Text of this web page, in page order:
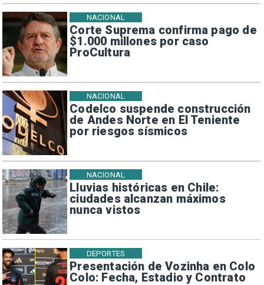
Corte Suprema confirma pago de
$1.000 millones por caso
ProCultura
NACIONAL
Codelco suspende construcción
de Andes Norte en El Teniente
por riesgos sísmicos
NACIONAL
Lluvias históricas en Chile:
ciudades alcanzan máximos
nunca vistos
NACIONAL
Presentación de Vozinha en Colo
Colo: Fecha, Estadio y Contrato
DEPORTES